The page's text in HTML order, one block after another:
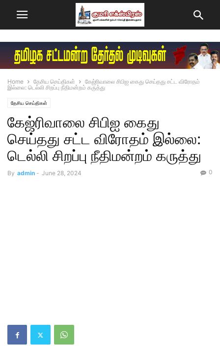
Home தேசிய செய்திகள்
கேஜ்ரிவாலை சிபிஐ கைது செய்தது சட்ட விரோதம்
இல்லை: டெல்லி சிறப்பு நீதிமன்றம் கருத்து
தேசிய செய்திகள்
கேஜ்ரிவாலை சிபிஐ கைது
செய்தது சட்ட விரோதம் இல்லை:
டெல்லி சிறப்பு நீதிமன்றம் கருத்து
By admin - June 28, 2024 0